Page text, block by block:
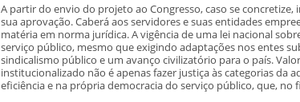
A partir do envio do projeto ao Congresso, caso se
sua aprovação. Caberá aos servidores e suas entidades
matéria em norma jurídica. A vigência de uma lei nacional
serviço público, mesmo que exigindo adaptações nos entes
sindicalismo público e um avanço civilizatório para o país.
institucionalizado não é apenas fazer justiça às categorias da
eficiência e na própria democracia do serviço público, que, no